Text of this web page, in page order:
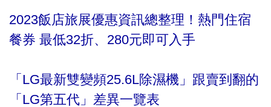
2023飯店旅展優惠資訊總整理！熱門住宿
餐券 最低32折、280元即可入手
「LG最新雙變頻25.6L除濕機」跟賣到翻的
「LG第五代」差異一覽表